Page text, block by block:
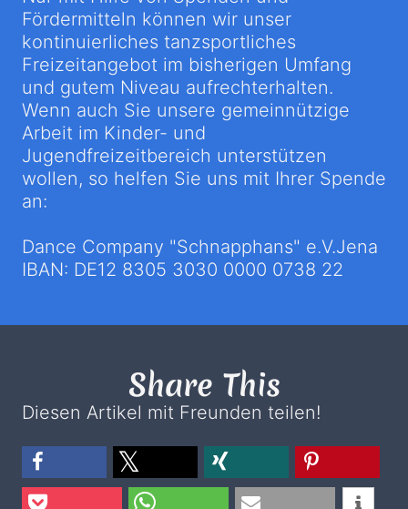
Fördermitteln können wir unser
kontinuierliches tanzsportliches
Freizeitangebot im bisherigen Umfang
und gutem Niveau aufrechterhalten.
Wenn auch Sie unsere gemeinnützige
Arbeit im Kinder- und
Jugendfreizeitbereich unterstützen
wollen, so helfen Sie uns mit Ihrer Spende
an:
Dance Company "Schnapphans" e.V.Jena
IBAN: DE12 8305 3030 0000 0738 22
Share This
Diesen Artikel mit Freunden teilen!